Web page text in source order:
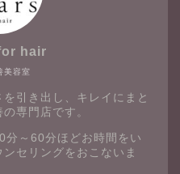
美容室
hair
引き出し、キレイにまと
専門店です。
分～60分ほどお時間をい
セリングをおこないま